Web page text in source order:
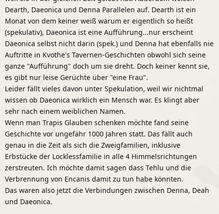
Dearth, Daeonica und Denna Parallelen auf. Dearth ist ein
Monat von dem keiner weiß warum er eigentlich so heißt
(spekulativ), Daeonica ist eine Aufführung...nur erscheint
Daeonica selbst nicht darin (spek.) und Denna hat ebenfalls nie
Auftritte in Kvothe's Tavernen-Geschichten obwohl sich seine
ganze "Aufführung" doch um sie dreht. Doch keiner kennt sie,
es gibt nur leise Gerüchte über "eine Frau".
Leider fällt vieles davon unter Spekulation, weil wir nichtmal
wissen ob Daeonica wirklich ein Mensch war. Es klingt aber
sehr nach einem weiblichen Namen.
Wenn man Trapis Glauben schenken möchte fand seine
Geschichte vor ungefähr 1000 Jahren statt. Das fällt auch
genau in die Zeit als sich die Zweigfamilien, inklusive
Erbstücke der Locklessfamilie in alle 4 Himmelsrichtungen
zerstreuten. Ich möchte damit sagen dass Tehlu und die
Verbrennung von Encanis damit zu tun habe könnten.
Das waren also jetzt die Verbindungen zwischen Denna, Deah
und Daeonica.